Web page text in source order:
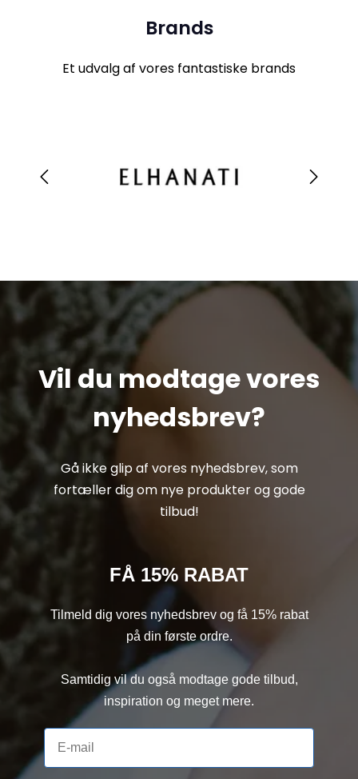
Brands
Et udvalg af vores fantastiske brands
Vil du modtage vores
nyhedsbrev?
Gå ikke glip af vores nyhedsbrev, som
fortæller dig om nye produkter og gode
tilbud!
FÅ 15% RABAT
Tilmeld dig vores nyhedsbrev og få 15% rabat
på din første ordre.
Samtidig vil du også modtage gode tilbud,
inspiration og meget mere.